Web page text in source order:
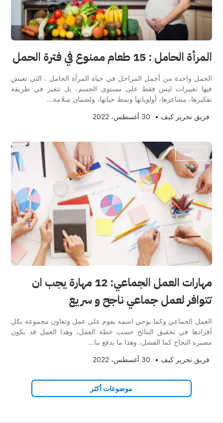
المرأة الحامل : 15 طعام ممنوع في فترة الحمل
الحمل واحدة من أجمل المراحل في حياة المرأة الحامل ، التي تعيش
فيها تغييرات ليس فقط على مستوى الجسم، بل تتغير في طريقة
تفكيرها، مشاعرها، أولوياتها ونمط حياتها، ولضمان سلامة…
فريق تحرير كيف • 30 أغسطس، 2022
دراسة
مهارات العمل الجماعي: 12 مهارة يجب ان
تتوافر لعمل جماعي ناجح و سريع
العمل الجماعي وكما يوحي اسمه يقوم على عمل وتعاون مجموعة بكل
أفرادها في تحقيق النتائج حسب خطة العمل، وهذا العمل قد يكون
مصيره النجاح كما الفشل، وهذا ما يدفع بنا…
فريق تحرير كيف • 30 أغسطس، 2022
موضوعات أكثر